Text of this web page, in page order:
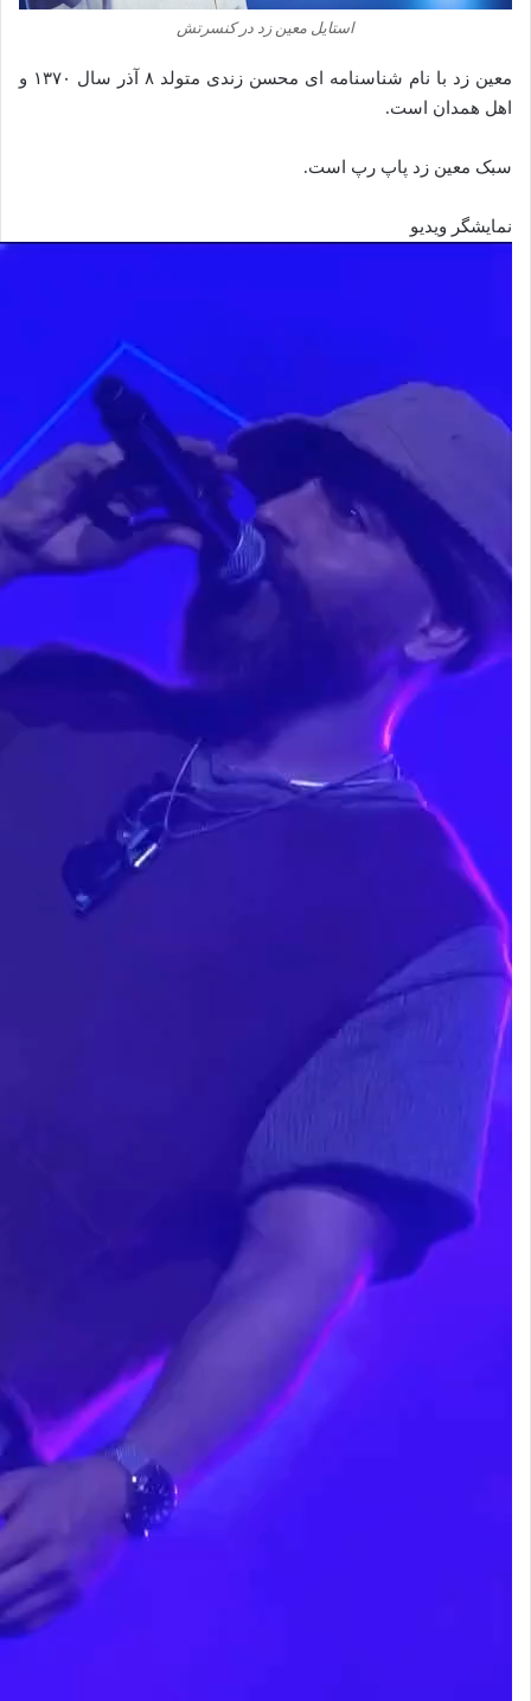
استایل معین زد در کنسرتش
معین زد با نام شناسنامه ای محسن زندی متولد ۸ آذر سال ۱۳۷۰ و
اهل همدان است.
سبک معین زد پاپ رپ است.
نمایشگر ویدیو